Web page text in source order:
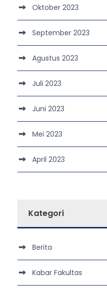
Oktober 2023
September 2023
Agustus 2023
Juli 2023
Juni 2023
Mei 2023
April 2023
Kategori
Berita
Kabar Fakultas